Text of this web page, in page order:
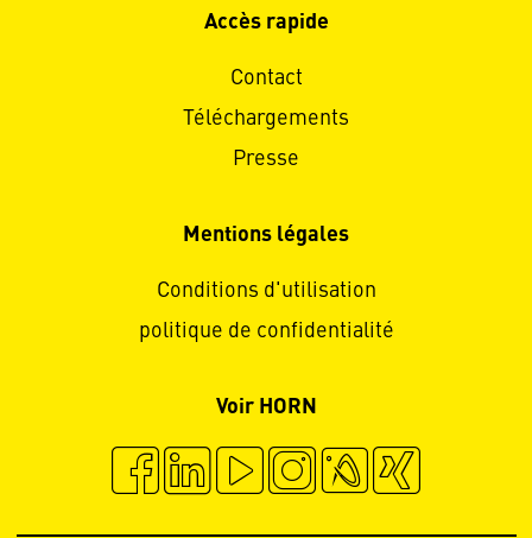
Accès rapide
Contact
Téléchargements
Presse
Mentions légales
Conditions d'utilisation
politique de confidentialité
Voir HORN